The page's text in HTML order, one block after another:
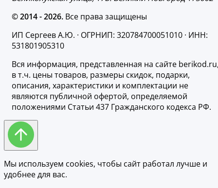
© 2014 - 2026. Все права защищены
ИП Сергеев А.Ю. · ОГРНИП: 320784700051010 · ИНН:
531801905310
Вся информация, представленная на сайте
в т.ч. цены товаров, размеры скидок, подарки,
описания, характеристики и комплектации не
являются публичной офертой, определяемой
положениями Статьи 437 Гражданского кодекса РФ.
Мы используем cookies, чтобы сайт работал лучше и
удобнее для вас.